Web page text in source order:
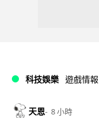
科技娛樂 遊戲情報
天恩 8 小時